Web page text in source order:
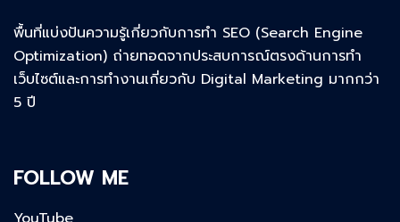
พื้นที่แบ่งปันความรู้เกี่ยวกับการทำ SEO (Search Engine
Optimization) ถ่ายทอดจากประสบการณ์ตรงด้านการทำ
เว็บไซต์และการทำงานเกี่ยวกับ Digital Marketing มากกว่า
5 ปี
FOLLOW ME